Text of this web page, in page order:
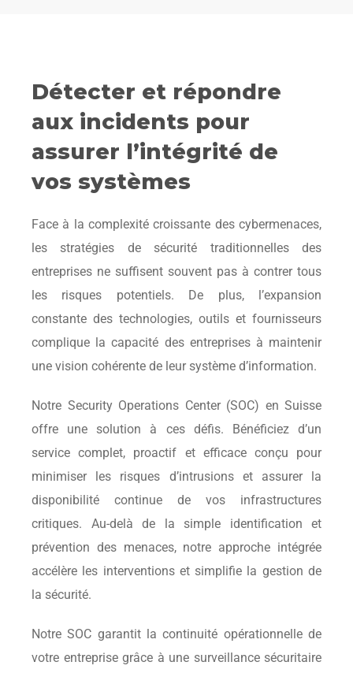
Détecter et répondre
aux incidents pour
assurer l’intégrité de
vos systèmes
Face à la complexité croissante des cybermenaces,
les stratégies de sécurité traditionnelles des
entreprises ne suffisent souvent pas à contrer tous
les risques potentiels. De plus, l’expansion
constante des technologies, outils et fournisseurs
complique la capacité des entreprises à maintenir
une vision cohérente de leur système d’information.
Notre Security Operations Center (SOC) en Suisse
offre une solution à ces défis. Bénéficiez d’un
service complet, proactif et efficace conçu pour
minimiser les risques d’intrusions et assurer la
disponibilité continue de vos infrastructures
critiques. Au-delà de la simple identification et
prévention des menaces, notre approche intégrée
accélère les interventions et simplifie la gestion de
la sécurité.
Notre SOC garantit la continuité opérationnelle de
votre entreprise grâce à une surveillance sécuritaire